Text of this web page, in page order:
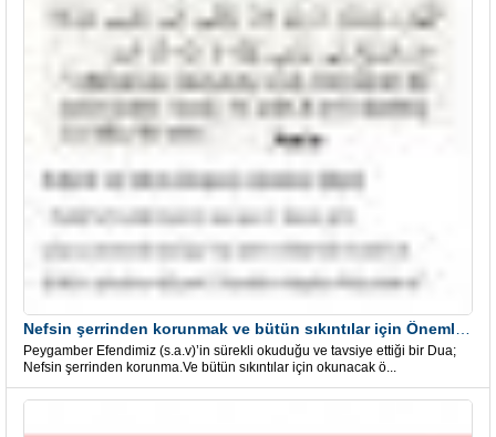
Peygamber Efendimiz (s.a.v)’in sürekli okuduğu ve tavsiye ettiği bir Dua;
Nefsin şerrinden korunma.Ve bütün sıkıntılar için okunacak ö...